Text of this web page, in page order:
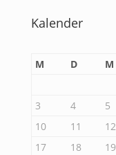
Kalender
M D M
3
4 5
10
11 12
17
18 19